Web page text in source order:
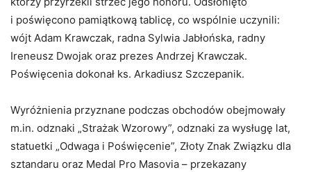
i poświęcono pamiątkową tablicę, co wspólnie uczynili:
wójt Adam Krawczak, radna Sylwia Jabłońska, radny
Ireneusz Dwojak oraz prezes Andrzej Krawczak.
Poświęcenia dokonał ks. Arkadiusz Szczepanik.
Wyróżnienia przyznane podczas obchodów obejmowały
m.in. odznaki „Strażak Wzorowy”, odznaki za wysługę lat,
statuetki „Odwaga i Poświęcenie”, Złoty Znak Związku dla
sztandaru oraz Medal Pro Masovia – przekazany